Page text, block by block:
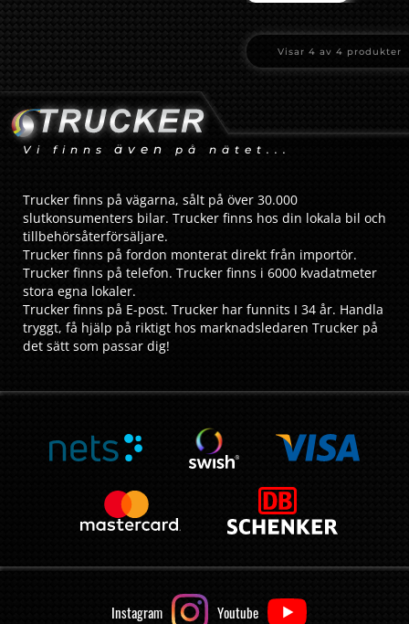
Visar 4 av 4 produkter
Vi finns även på nätet...
Trucker finns på vägarna, sålt på över 30.000
slutkonsumenters bilar. Trucker finns hos din lokala bil och
tillbehörsåterförsäljare.
Trucker finns på fordon monterat direkt från importör.
Trucker finns på telefon. Trucker finns i 6000 kvadatmeter
stora egna lokaler.
Trucker finns på E-post. Trucker har funnits I 34 år. Handla
tryggt, få hjälp på riktigt hos marknadsledaren Trucker på
det sätt som passar dig!
Instagram Youtube